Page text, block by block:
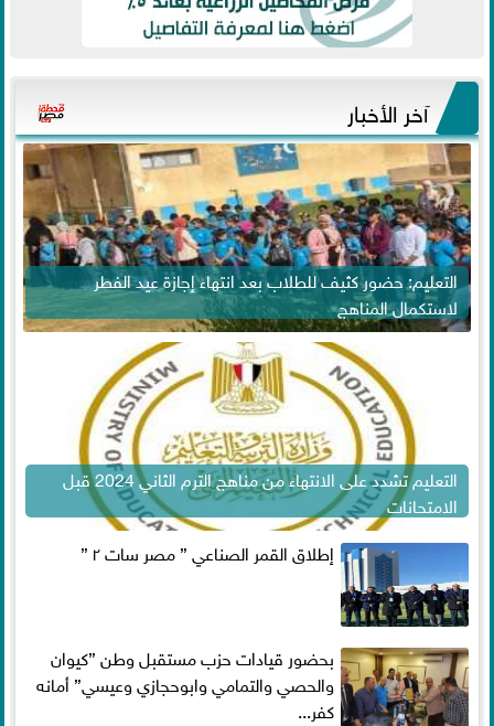
آخر الأخبار
التعليم: حضور كثيف للطلاب بعد انتهاء إجازة عيد الفطر
لاستكمال المناهج
التعليم تشدد على الانتهاء من مناهج الترم الثاني 2024 قبل
الامتحانات
إطلاق القمر الصناعي ” مصر سات ٢ ”
بحضور قيادات حزب مستقبل وطن ”كيوان
والحصي والتمامي وابوحجازي وعيسي” أمانه
كفر...